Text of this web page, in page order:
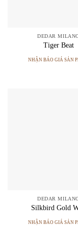
DEDAR
Tiger Beat
NHẬN BÁO GIÁ SẢN
DEDAR
Silkbird Gold
NHẬN BÁO GIÁ SẢN